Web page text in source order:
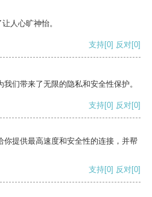
人心旷神怡。
支持[0] 反对[0]
们带来了无限的隐私和安全性保护。
支持[0] 反对[0]
提供最高速度和安全性的连接，并帮
支持[0] 反对[0]